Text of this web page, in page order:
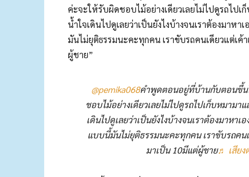
ค่ะจะให้รับผิดชอบไม้อย่างเดียวเลยไม่ไปดูรถไปเ
น้ำใจเดินไปดูเลยว่าเป็นยังไงบ้างจนเราต้องมาห
มันไม่ยุติธรรมนะคะทุกคน เราขับรถคนเดียวแต่เค้
ผู้ชาย”
@pemika068คำพูดตอนอยู่ที่บ้านกับตอนขึ้น
ชอบไม้อย่างเดียวเลยไม่ไปดูรถไปเก็บหมามา
เดินไปดูเลยว่าเป็นยังไงบ้างจนเราต้องมาหา
แบบนี้มันไม่ยุติธรรมนะคะทุกคน เราขับรถคน
มาเป็น 10มีแต่ผู้ชาย♬ เสีย